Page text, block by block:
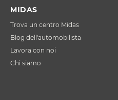
MIDAS
Trova un centro Midas
Blog dell'automobilista
Lavora con noi
Chi siamo